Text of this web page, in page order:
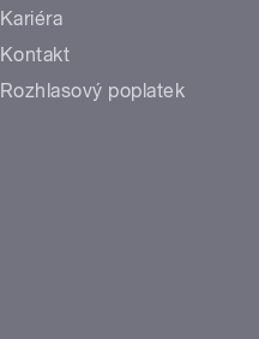
Kariéra
Kontakt
Rozhlasový poplatek